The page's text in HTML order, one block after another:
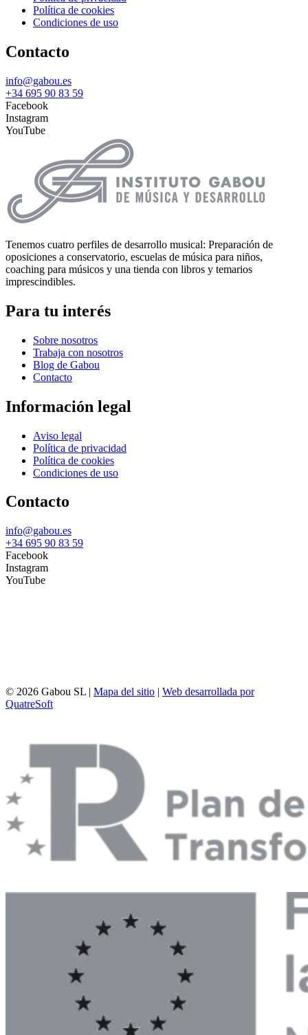
Política de cookies
Condiciones de uso
Contacto
info@gabou.es
+34 695 90 83 59
Facebook
Instagram
YouTube
Tenemos cuatro perfiles de desarrollo musical: Preparación de
oposiciones a conservatorio, escuelas de música para niños,
coaching para músicos y una tienda con libros y temarios
imprescindibles.
Para tu interés
Sobre nosotros
Trabaja con nosotros
Blog de Gabou
Contacto
Información legal
Aviso legal
Política de privacidad
Política de cookies
Condiciones de uso
Contacto
info@gabou.es
+34 695 90 83 59
Facebook
Instagram
YouTube
© 2026 Gabou SL | Mapa del sitio | Web desarrollada por
QuatreSoft